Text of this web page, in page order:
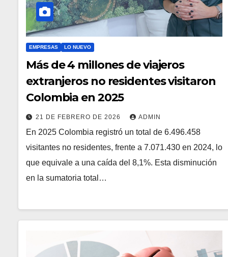
EMPRESAS LO NUEVO
Más de 4 millones de viajeros
extranjeros no residentes visitaron
Colombia en 2025
21 DE FEBRERO DE 2026 ADMIN
En 2025 Colombia registró un total de 6.496.458
visitantes no residentes, frente a 7.071.430 en 2024, lo
que equivale a una caída del 8,1%. Esta disminución
en la sumatoria total…